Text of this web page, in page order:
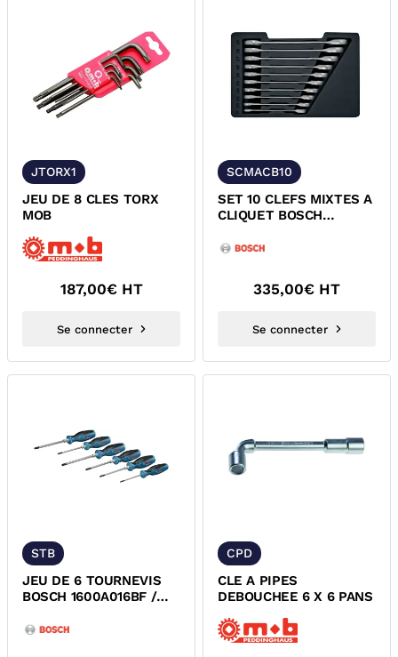
JTORX1
JEU DE 8 CLES TORX
MOB
187,00€ HT
Se connecter
SCMACB10
SET 10 CLEFS MIXTES A
CLIQUET BOSCH
335,00€ HT
Se connecter
STB
JEU DE 6 TOURNEVIS
BOSCH 1600A016BF /
1600A02CV3
CPD
CLE A PIPES
DEBOUCHEE 6 X 6 PANS